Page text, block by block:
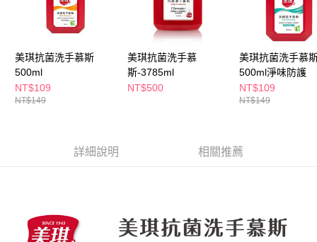
購買商品的店家。未經商家同意取消之訂單仍視為有效，需透過AFTEE先享
後付繳納相關費用。
※ 交易是否成功請以「AFTEE先享後付 」之結帳頁面顯示為準，若有關於
客戶支援中心」https://netprotections.freshdesk.com/support/home
【注意事項】
１．透過由恩沛科技股份有限公司提供之「AFTEE先享後付」服務完成之交
https://aftee.tw/terms/#terms3
３．未成年的使用者請事先徵得法定代理人或監護人之同意方可使用
請求用戶進行身份認證。
５．嚴禁一人註冊多個帳號或使用他人資訊註冊。若發現惡意使用之情形，
每筆NT$65，滿NT$490(含以上)免運費
付款後萊爾富取貨
每筆NT$65，滿NT$490(含以上)免運費
7-11取貨付款
每筆NT$65，滿NT$490(含以上)免運費
付款後寶雅門市自取(由倉庫統一出貨)
每筆NT$80，滿NT$290(含以上)免運費
美琪抗菌洗手慕斯
500ml
NT$109
NT$149
美琪抗菌洗手慕
斯-3785ml
NT$500
美琪抗菌洗手慕
500ml淨味防護
NT$109
NT$149
詳細說明 相關推薦